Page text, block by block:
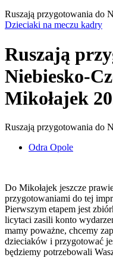
Ruszają przygotowania do
Dzieciaki na meczu kadry
Ruszają
Niebiesko-
Mikołajek
Ruszają przygotowania do
Odra Opole
Do Mikołajek jeszcze
przygotowaniami do tej
Pierwszym etapem jest
licytaci zasili konto
mamy poważne, chcemy
dzieciaków i przygotować
będziemy potrzebowali